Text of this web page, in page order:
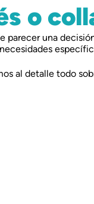
o
parecer una
al detalle todo